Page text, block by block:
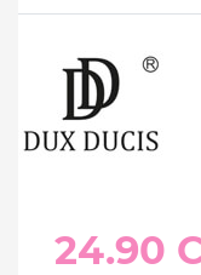
24.90